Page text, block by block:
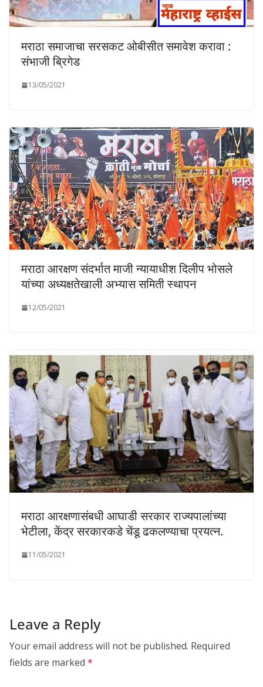
मराठा समाजाचा सरसकट ओबीसीत समावेश करावा :
संभाजी ब्रिगेड
13/05/2021
मराठा आरक्षण संदर्भात माजी न्यायाधीश दिलीप भोसले
यांच्या अध्यक्षतेखाली अभ्यास समिती स्थापन
12/05/2021
मराठा आरक्षणासंबधी आघाडी सरकार राज्यपालांच्या
भेटीला, केंद्र सरकारकडे चेंडू ढकलण्याचा प्रयत्न.
11/05/2021
Leave a Reply
Your email address will not be published. Required
fields are marked *